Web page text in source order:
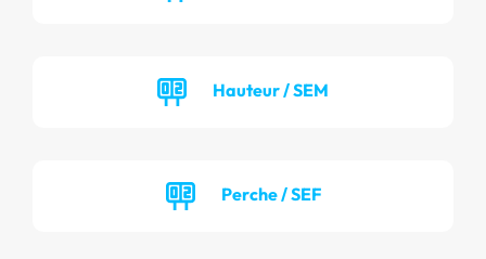
Hauteur / SEM
Perche / SEF